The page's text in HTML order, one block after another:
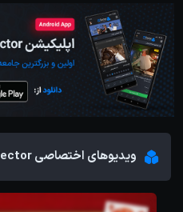
ویدیوهای اختصاصی CGSector